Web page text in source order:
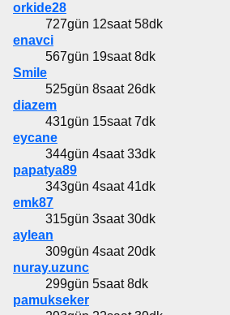
orkide28
727gün 12saat 58dk
enavci
567gün 19saat 8dk
Smile
525gün 8saat 26dk
diazem
431gün 15saat 7dk
eycane
344gün 4saat 33dk
papatya89
343gün 4saat 41dk
emk87
315gün 3saat 30dk
aylean
309gün 4saat 20dk
nuray.uzunc
299gün 5saat 8dk
pamukseker